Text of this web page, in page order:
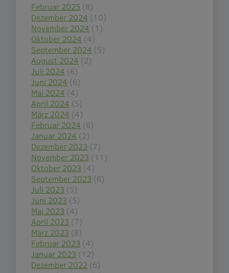
Februar 2025 (8)
Dezember 2024 (10)
November 2024 (1)
Oktober 2024 (4)
September 2024 (5)
August 2024 (2)
Juli 2024 (6)
Juni 2024 (6)
Mai 2024 (4)
April 2024 (5)
März 2024 (4)
Februar 2024 (6)
Januar 2024 (2)
Dezember 2023 (7)
November 2023 (11)
Oktober 2023 (4)
September 2023 (6)
Juli 2023 (5)
Juni 2023 (5)
Mai 2023 (4)
April 2023 (7)
März 2023 (8)
Februar 2023 (4)
Januar 2023 (12)
Dezember 2022 (6)